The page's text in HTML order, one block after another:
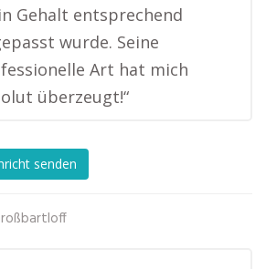
Gehalt entsprechend
wurde. Seine
Art hat mich
überzeugt!“
senden